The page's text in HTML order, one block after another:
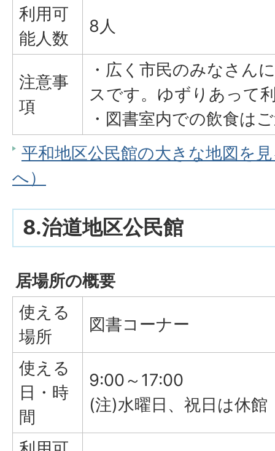
利用可
能人数
8人
注意事
項
・広く市民のみなさん
スです。ゆずりあって
・図書室内での飲食は
平和地区公民館の大きな地図を
へ）
8.治道地区公民館
居場所の概要
使える
場所
図書コーナー
使える
日・時
間
9:00～17:00
(注)水曜日、祝日は休館